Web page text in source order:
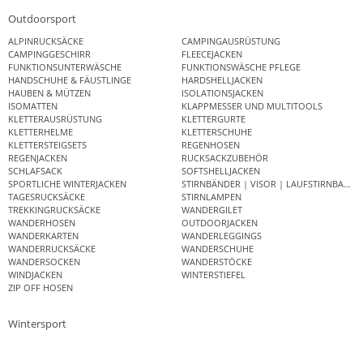
Outdoorsport
ALPINRUCKSÄCKE
CAMPINGAUSRÜSTUNG
CAMPINGGESCHIRR
FLEECEJACKEN
FUNKTIONSUNTERWÄSCHE
FUNKTIONSWÄSCHE PFLEGE
HANDSCHUHE & FÄUSTLINGE
HARDSHELLJACKEN
HAUBEN & MÜTZEN
ISOLATIONSJACKEN
ISOMATTEN
KLAPPMESSER UND MULTITOOLS
KLETTERAUSRÜSTUNG
KLETTERGURTE
KLETTERHELME
KLETTERSCHUHE
KLETTERSTEIGSETS
REGENHOSEN
REGENJACKEN
RUCKSACKZUBEHÖR
SCHLAFSACK
SOFTSHELLJACKEN
SPORTLICHE WINTERJACKEN
STIRNBÄNDER | VISOR | LAUFSTIRNBAND
TAGESRUCKSÄCKE
STIRNLAMPEN
TREKKINGRUCKSÄCKE
WANDERGILET
WANDERHOSEN
OUTDOORJACKEN
WANDERKARTEN
WANDERLEGGINGS
WANDERRUCKSÄCKE
WANDERSCHUHE
WANDERSOCKEN
WANDERSTÖCKE
WINDJACKEN
WINTERSTIEFEL
ZIP OFF HOSEN
Wintersport